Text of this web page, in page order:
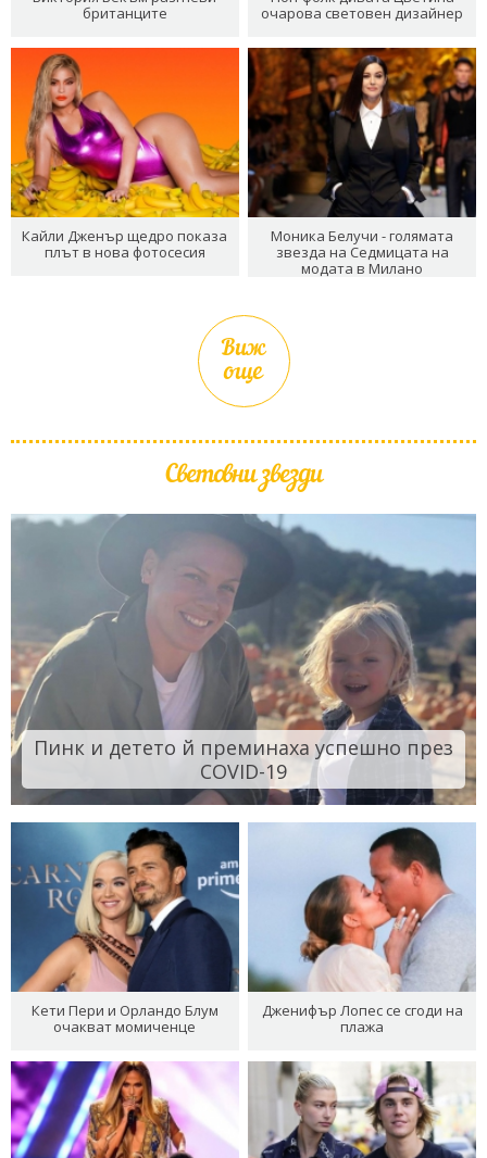
британците
очарова световен дизайнер
Кайли Дженър щедро показа
плът в нова фотосесия
Моника Белучи - голямата
звезда на Седмицата на
модата в Милано
Виж
още
Световни звезди
Пинк и детето й преминаха успешно през
COVID-19
Кети Пери и Орландо Блум
очакват момиченце
Дженифър Лопес се сгоди на
плажа